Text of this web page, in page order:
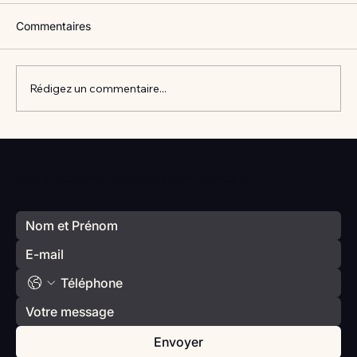
Commentaires
Rédigez un commentaire...
Envoyer